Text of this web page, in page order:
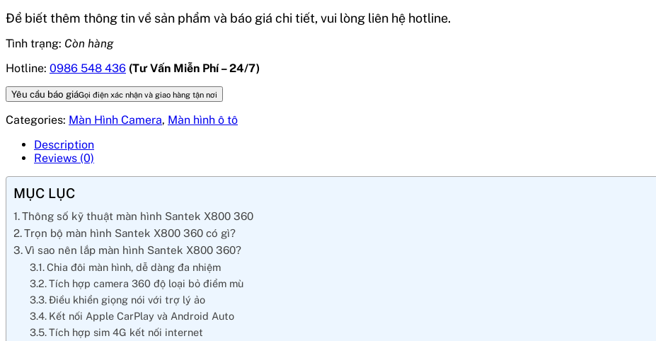
Để biết thêm thông tin về sản phẩm và báo giá chi tiết, vui lòng liên hệ hotline.
Tình trạng: Còn hàng
Hotline: 0986 548 436 (Tư Vấn Miễn Phí – 24/7)
Yêu cầu báo giáGọi điện xác nhận và giao hàng tận nơi
Categories: Màn Hình Camera, Màn hình ô tô
Description
Reviews (0)
MỤC LỤC
Thông số kỹ thuật màn hình Santek X800 360
Trọn bộ màn hình Santek X800 360 có gì?
Vì sao nên lắp màn hình Santek X800 360?
Chia đôi màn hình, dễ dàng đa nhiệm
Tích hợp camera 360 độ loại bỏ điểm mù
Điều khiển giọng nói với trợ lý ảo
Kết nối Apple CarPlay và Android Auto
Tích hợp sim 4G kết nối internet